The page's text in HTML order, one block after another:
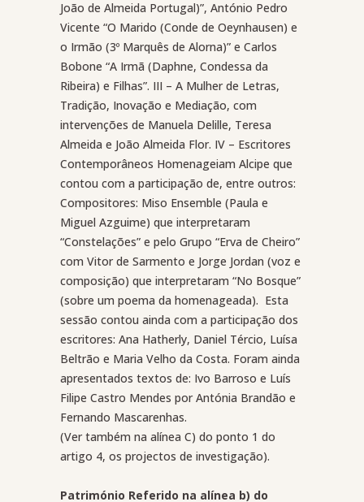
João de Almeida Portugal)”, António Pedro
Vicente “O Marido (Conde de Oeynhausen) e
o Irmão (3º Marquês de Alorna)” e Carlos
Bobone “A Irmã (Daphne, Condessa da
Ribeira) e Filhas”. III – A Mulher de Letras,
Tradição, Inovação e Mediação, com
intervenções de Manuela Delille, Teresa
Almeida e João Almeida Flor. IV – Escritores
Contemporâneos Homenageiam Alcipe que
contou com a participação de, entre outros:
Compositores: Miso Ensemble (Paula e
Miguel Azguime) que interpretaram
“Constelações” e pelo Grupo “Erva de Cheiro”
com Vitor de Sarmento e Jorge Jordan (voz e
composição) que interpretaram “No Bosque”
(sobre um poema da homenageada). Esta
sessão contou ainda com a participação dos
escritores: Ana Hatherly, Daniel Tércio, Luísa
Beltrão e Maria Velho da Costa. Foram ainda
apresentados textos de: Ivo Barroso e Luís
Filipe Castro Mendes por Antónia Brandão e
Fernando Mascarenhas.
(Ver também na alínea C) do ponto 1 do
artigo 4, os projectos de investigação).
Património Referido na alínea b) do